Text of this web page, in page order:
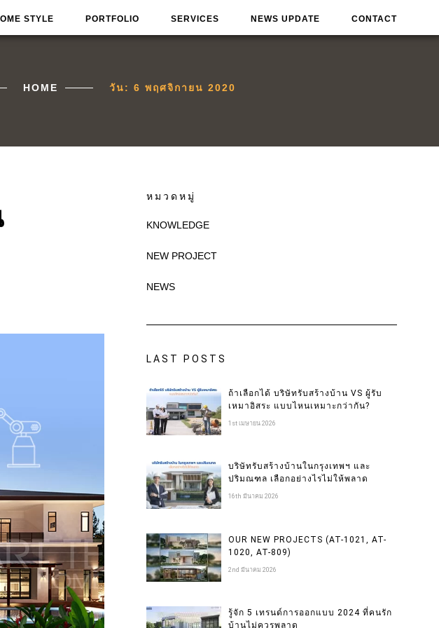
STYLE PORTFOLIO SERVICES NEWS UPDATE CONTACT
HOME วัน: 6 พฤศจิกายน 2020
หมวดหมู่
KNOWLEDGE
NEW PROJECT
NEWS
LAST POSTS
ถ้าเลือกได้ บริษัทรับสร้างบ้าน VS ผู้รับ
เหมาอิสระ แบบไหนเหมาะกว่ากัน?
1st เมษายน 2026
บริษัทรับสร้างบ้านในกรุงเทพฯ และ
ปริมณฑล เลือกอย่างไรไม่ให้พลาด
16th มีนาคม 2026
OUR NEW PROJECTS (AT-1021, AT-
1020, AT-809)
2nd มีนาคม 2026
รู้จัก 5 เทรนด์การออกแบบ 2024 ที่คนรัก
บ้านไม่ควรพลาด
CALL ME WRITE
SOCIAL
MEDIA